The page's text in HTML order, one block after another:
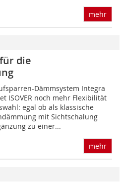
mehr
die
Dämmsystem Integra
ISOVER noch mehr Flexibilität
egal ob als klassische
mit Sichtschalung
zu einer...
mehr